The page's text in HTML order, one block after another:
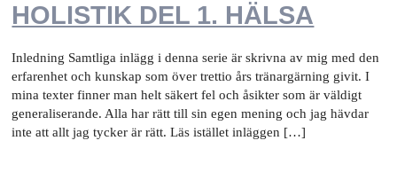
HOLISTIK DEL 1. HÄLSA
Inledning Samtliga inlägg i denna serie är skrivna av mig med den
erfarenhet och kunskap som över trettio års tränargärning givit. I
mina texter finner man helt säkert fel och åsikter som är väldigt
generaliserande. Alla har rätt till sin egen mening och jag hävdar
inte att allt jag tycker är rätt. Läs istället inläggen […]